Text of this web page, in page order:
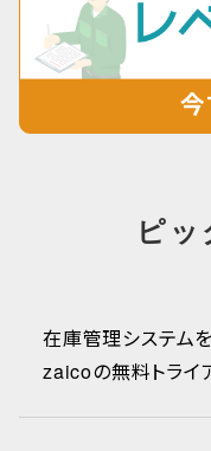
ピッ
在庫管理システム
zaicoの無料トライ